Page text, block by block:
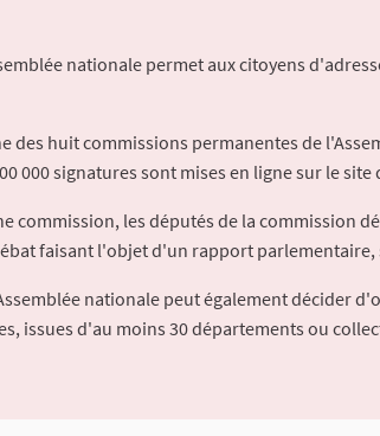
nationale permet aux citoyens
des huit commissions permanentes de
000 signatures sont mises en ligne sur le
commission, les députés de la commission
faisant l'objet d'un rapport parlementaire,
nationale peut également décider
issues d'au moins 30 départements ou